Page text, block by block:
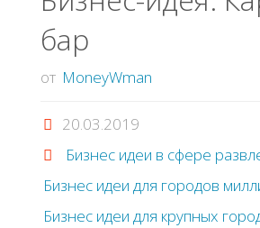
бар
от MoneyWman
20.03.2019
Бизнес идеи в сфере
Бизнес идеи для городов
Бизнес идеи для крупных